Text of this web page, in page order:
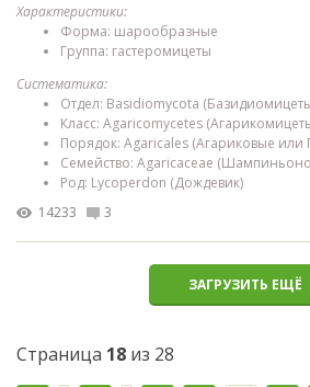
Характеристики:
Форма: шарообразные
Группа: гастеромицеты
Систематика:
Отдел: Basidiomycota
Класс: Agaricomycetes
Порядок: Agaricales (Агариковые или
Семейство: Agaricaceae
Род: Lycoperdon (Дождевик)
14233
3
ЗАГРУЗИТЬ ЕЩЁ
Страница 18 из 28